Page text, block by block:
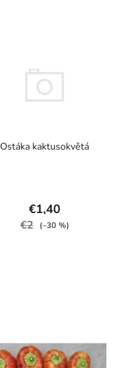
Ostáka kaktusokvětá
€1,40
€2 (–30 %)